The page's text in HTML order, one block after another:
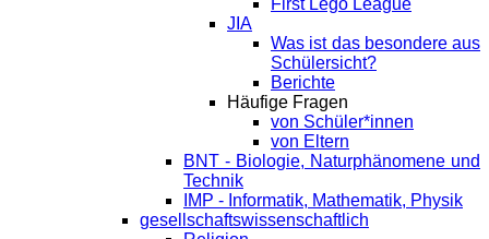
First Lego League
JIA
Was ist das besondere aus
Schülersicht?
Berichte
Häufige Fragen
von Schüler*innen
von Eltern
BNT - Biologie, Naturphänomene und
Technik
IMP - Informatik, Mathematik, Physik
gesellschaftswissenschaftlich